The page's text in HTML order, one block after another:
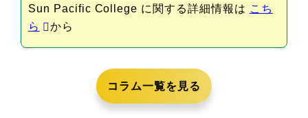
Sun Pacific College に関する詳細情報は こち
ら
から
コラム一覧を見る